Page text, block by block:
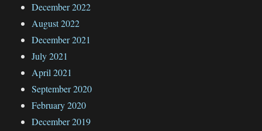
December 2022
August 2022
December 2021
July 2021
April 2021
September 2020
February 2020
December 2019